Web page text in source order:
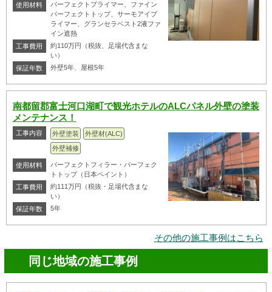
使用材料
パーフェクトプライマー、ファイン
パーフェクトトップ、サーモアイプ
ライマー、グランセラベスト2液ファ
イン遮熱
工事費用
約110万円（税抜、足場代含まな
い）
保証年数
外壁5年、屋根5年
南都留郡富士河口湖町で観光ホテルのALCパネル外壁の塗装
メンテナンス！
工事内容 外壁塗装
外壁材(ALC)
外壁補修
使用材料
パーフェクトフィラー・パーフェク
トトップ（日本ペイント）
工事費用
約111万円（税抜・足場代含まな
い）
保証年数
5年
その他の施工事例はこちら
同じ地域の施工事例